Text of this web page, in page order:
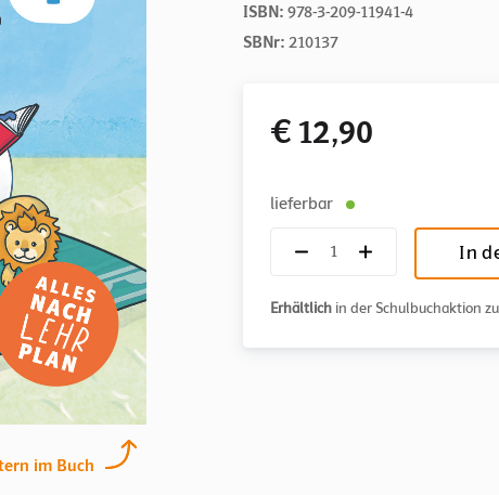
im Buch
ISBN: 978-3-209-11941-4
SBNr: 210137
€ 12,90
lieferbar
In
Erhältlich in der Schulbuchaktion